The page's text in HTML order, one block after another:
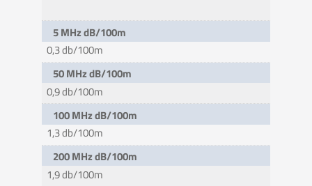
5 MHz dB/100m
0,3 db/100m
50 MHz dB/100m
0,9 db/100m
100 MHz dB/100m
1,3 db/100m
200 MHz dB/100m
1,9 db/100m